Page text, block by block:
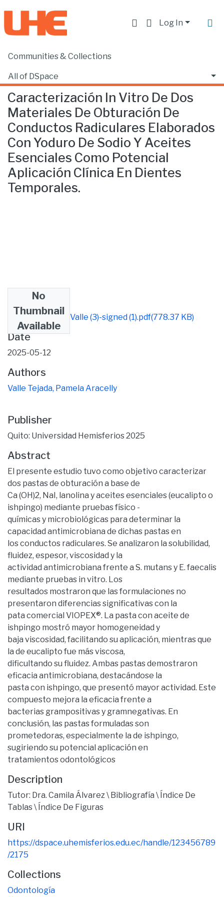
Log In
Communities & Collections
All of DSpace
Statistics
Home
Caracterización In Vitro De Dos
Materiales De Obturación De
Conductos Radiculares Elaborados
Con Yoduro De Sodio Y Aceites
Esenciales Como Potencial
Aplicación Clínica En Dientes
Temporales.
No
Thumbnail
Available
Articulo Pamela Valle (3)-signed (1).pdf(778.37 KB)
Date
2025-05-12
Authors
Valle Tejada, Pamela Aracelly
Publisher
Quito: Universidad Hemisferios 2025
Abstract
El presente estudio tuvo como objetivo caracterizar
dos pastas de obturación a base de
Ca (OH)2, NaI, lanolina y aceites esenciales (eucalipto o
ishpingo) mediante pruebas físico -
químicas y microbiológicas para determinar la
capacidad antimicrobiana de dichas pastas en
los conductos radiculares. Se analizaron la solubilidad,
fluidez, espesor, viscosidad y la
actividad antimicrobiana frente a S. mutans y E. faecalis
mediante pruebas in vitro. Los
resultados mostraron que las formulaciones no
presentaron diferencias significativas con la
pata comercial VIOPEX®. La pasta con aceite de
ishpingo mostró mayor homogeneidad y
baja viscosidad, facilitando su aplicación, mientras que
la de eucalipto fue más viscosa,
dificultando su fluidez. Ambas pastas demostraron
eficacia antimicrobiana, destacándose la
pasta con ishpingo, que presentó mayor actividad. Este
compuesto mejora la eficacia frente a
bacterias grampositivas y gramnegativas. En
conclusión, las pastas formuladas son
prometedoras, especialmente la de ishpingo,
sugiriendo su potencial aplicación en
tratamientos odontológicos
Description
Tutor: Dra. Camila Álvarez \ Bibliografía \ Índice De
Tablas \ Índice De Figuras
URI
https://dspace.uhemisferios.edu.ec/handle/123456789
/2175
Collections
Odontología